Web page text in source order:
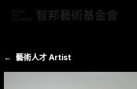
最新消息
← 藝術人才 Artist